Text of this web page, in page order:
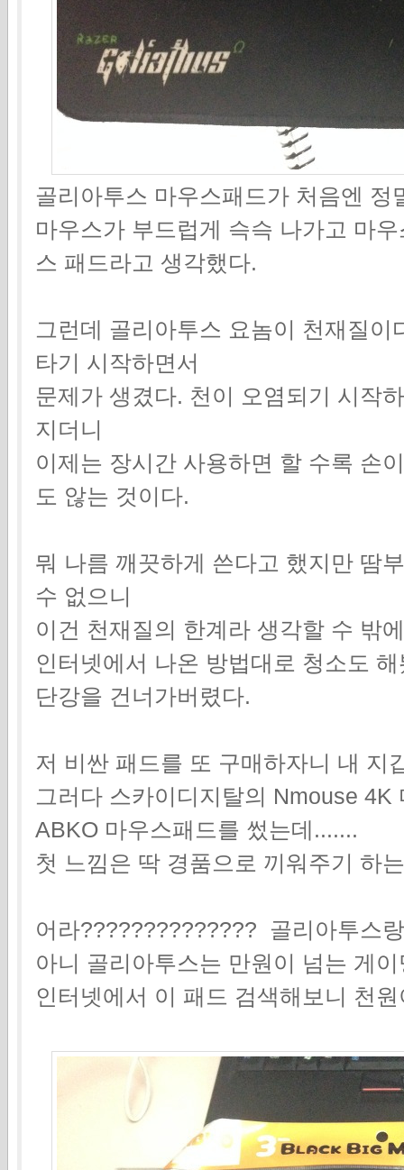
골리아투스 마우스패드가 처음엔
마우스가 부드럽게 슥슥 나가고 마
스 패드라고 생각했다.
그런데 골리아투스 요놈이 천재질
타기 시작하면서
문제가 생겼다. 천이 오염되기 시작
지더니
이제는 장시간 사용하면 할 수록 손
도 않는 것이다.
뭐 나름 깨끗하게 쓴다고 했지만 땀
수 없으니
이건 천재질의 한계라 생각할 수 밖
인터넷에서 나온 방법대로 청소도
단강을 건너가버렸다.
저 비싼 패드를 또 구매하자니 내 지
그러다 스카이디지탈의 Nmouse
ABKO 마우스패드를 썼는데.......
첫 느낌은 딱 경품으로 끼워주기 하
어라?????????????? 골리아투스
아니 골리아투스는 만원이 넘는 게
인터넷에서 이 패드 검색해보니 천